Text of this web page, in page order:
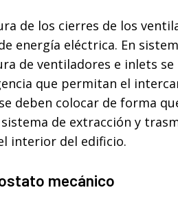
de los cierres de los
energía eléctrica. En
de ventiladores e inlets
que permitan el
deben colocar de forma
de extracción y
interior del edificio.
mecánico